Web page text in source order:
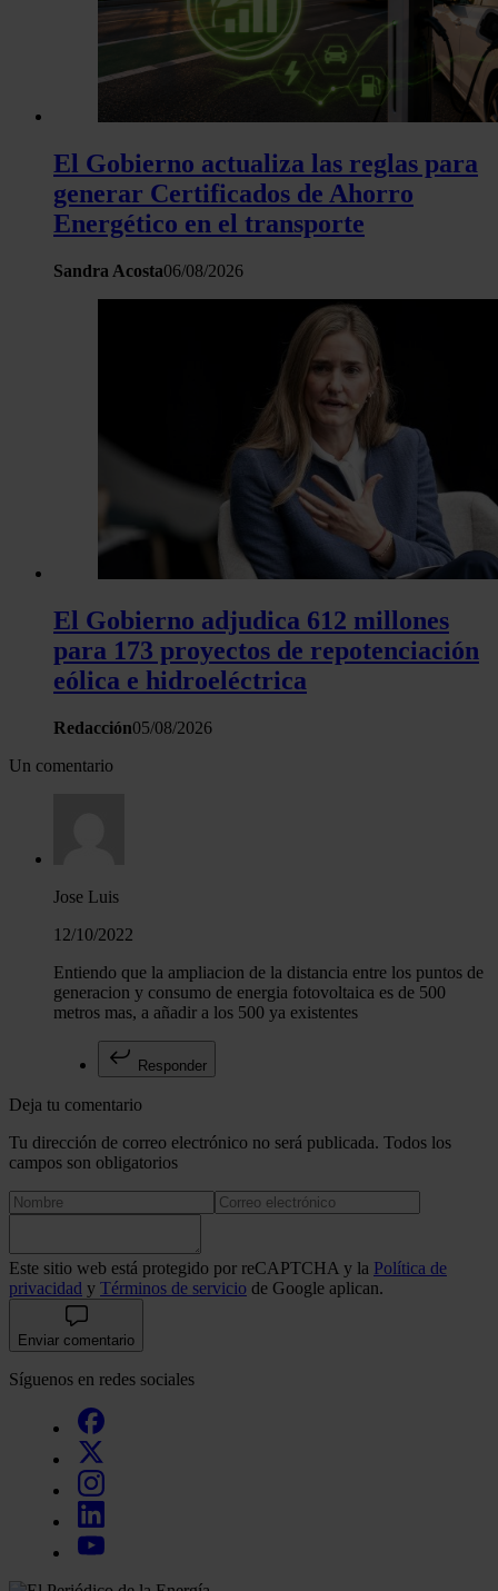
El Gobierno actualiza las reglas para
generar Certificados de Ahorro
Energético en el transporte
Sandra Acosta06/08/2026
El Gobierno adjudica 612 millones
para 173 proyectos de repotenciación
eólica e hidroeléctrica
Redacción05/08/2026
Un comentario
Jose Luis
12/10/2022
Entiendo que la ampliacion de la distancia entre los puntos de
generacion y consumo de energia fotovoltaica es de 500
metros mas, a añadir a los 500 ya existentes
Responder
Deja tu comentario
Tu dirección de correo electrónico no será publicada. Todos los
campos son obligatorios
Este sitio web está protegido por reCAPTCHA y la Política de
privacidad y Términos de servicio de Google aplican.
Enviar comentario
Síguenos en redes sociales